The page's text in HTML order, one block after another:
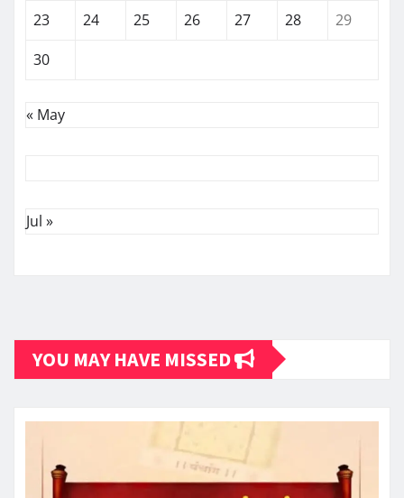
23
24 25 26 27 28
29
30
« May
Jul »
YOU MAY HAVE MISSED